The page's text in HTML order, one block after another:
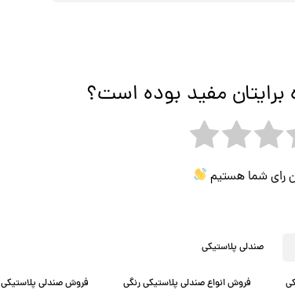
برایتان مفید بوده است؟
رای شما هستیم
صندلی پلاستیکی
فروش انواع صندلی پلاستیکی رنگی فروش صندلی پلاستیکی